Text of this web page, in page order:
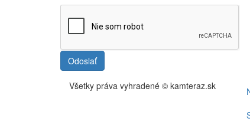
Odoslať
Všetky práva vyhradené © kamteraz.sk